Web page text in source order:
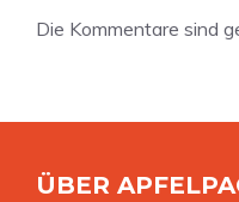
Die Kommentare sind
ÜBER